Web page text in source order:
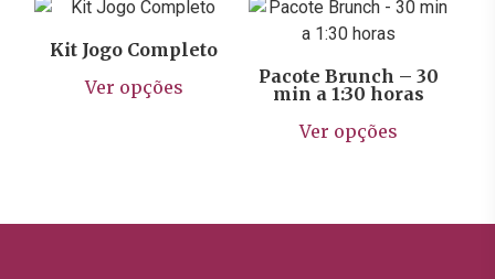
ser
escolhidas
página
Kit Jogo Completo
Ver opções
Este
produto
opções
Pacote Brunch – 30
min a 1:30 horas
Ver opções